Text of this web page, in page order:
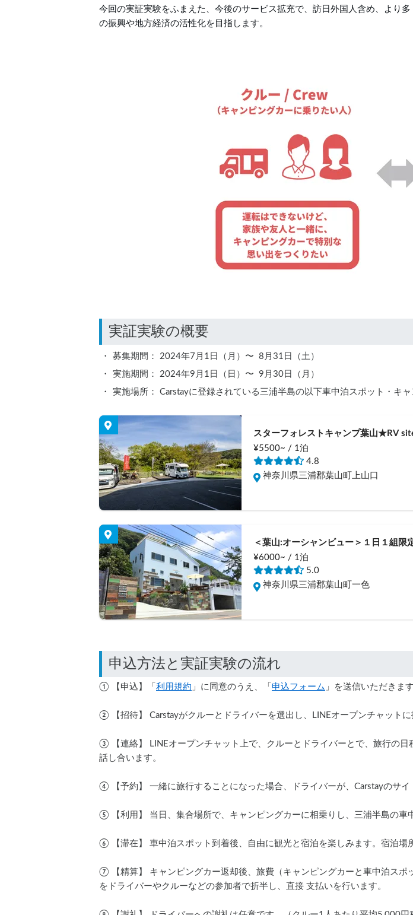
今回の実証実験をふまえた、今後のサービス拡充で、訪日外国人含め、より
の振興や地方経済の活性化を目指します。
募集期間： 2024年7月1日（月）〜  8月31日（土）
実施期間： 2024年9月1日（日）〜  9月30日（月）
実施場所： Carstayに登録されている三浦半島の以下車中泊スポット・キャ
スターフォレストキャンプ葉山★RV
¥5500~ / 1泊
4.8
神奈川県三浦郡葉山町上山口
＜葉山:オーシャンビュー＞１日１組限
¥6000~ / 1泊
5.0
神奈川県三浦郡葉山町一色
① 【申込】「 利用規約 」に同意のうえ、「 申込フォーム 」を送信いただきます
② 【招待】 Carstayがクルーとドライバーを選出し、LINEオープンチャットに
③ 【連絡】 LINEオープンチャット上で、クルーとドライバーとで、旅行の
話し合います。
④ 【予約】 一緒に旅行することになった場合、ドライバーが、Carstayのサ
⑤ 【利用】 当日、集合場所で、キャンピングカーに相乗りし、三浦半島の車
⑥ 【滞在】 車中泊スポット到着後、自由に観光と宿泊を楽しみます。宿泊場
⑦ 【精算】 キャンピングカー返却後、旅費（キャンピングカーと車中泊スポ
をドライバーやクルーなどの参加者で折半し、直接 支払いを行います。